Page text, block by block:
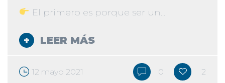
El primero es porque ser un...
LEER MÁS
12 mayo 2021 0 2